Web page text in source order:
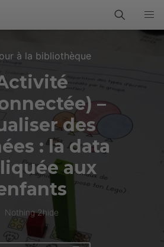
à la bibliothèque
–
des
: la data
aux
Nothing 2hide